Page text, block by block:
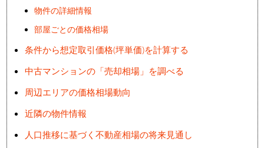
物件の詳細情報
部屋ごとの価格相場
条件から想定取引価格(坪単価)を計算する
中古マンションの「売却相場」を調べる
周辺エリアの価格相場動向
近隣の物件情報
人口推移に基づく不動産相場の将来見通し